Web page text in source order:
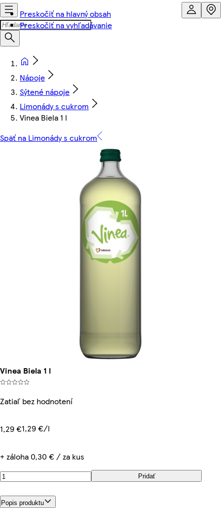
Preskočiť na hlavný obsah
Preskočiť na vyhľadávanie
Nápoje
Sýtené nápoje
Limonády s cukrom
Vinea Biela 1 l
Späť na Limonády s cukrom
Vinea Biela 1 l
Zatiaľ bez hodnotení
1,29 €1,29 €/l
+ záloha 0,30 € / za kus
Pridať
Popis produktu